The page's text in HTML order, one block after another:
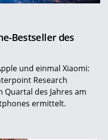
Bestseller des
und einmal Xiaomi:
Research
des Jahres am
ermittelt.